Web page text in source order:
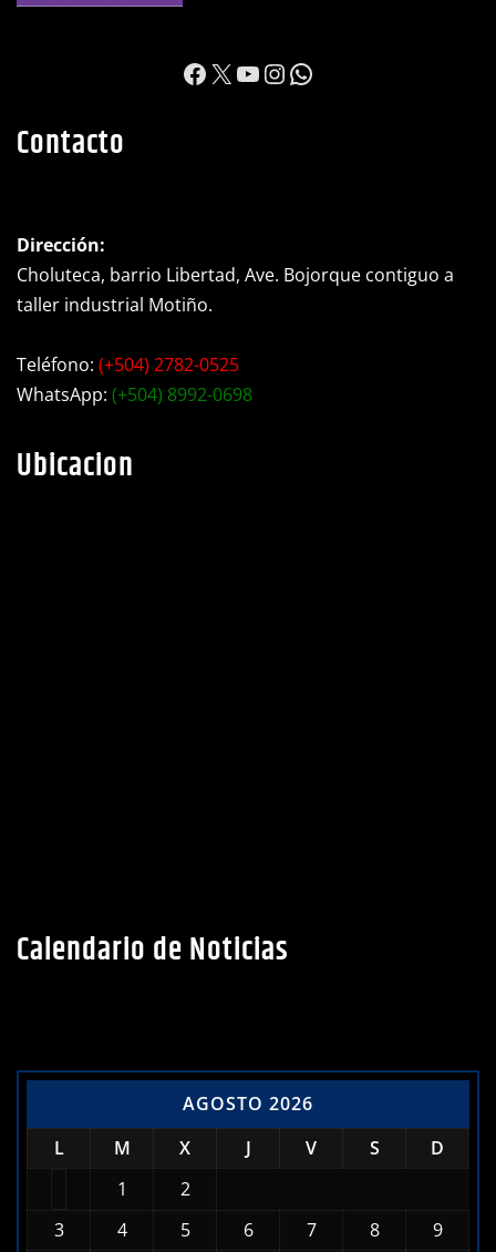
https://
X YouTube
Instagram
WhatsApp
Contacto
Dirección:
Choluteca, barrio Libertad, Ave. Bojorque contiguo a
taller industrial Motiño.
Teléfono: (+504) 2782-0525
WhatsApp: (+504) 8992-0698
Ubicacion
Calendario de Noticias
AGOSTO 2026
L
M X J V S
D
1
2
3
4 5 6 7 8 9